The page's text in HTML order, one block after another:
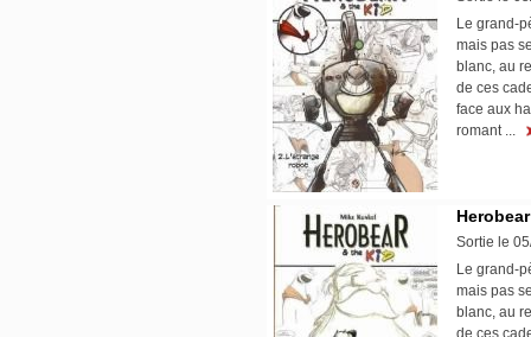
Le grand-
mais pas
blanc, au
de ces
face aux
romant ...
Sortie le
Le grand-
mais pas
blanc, au
de ces